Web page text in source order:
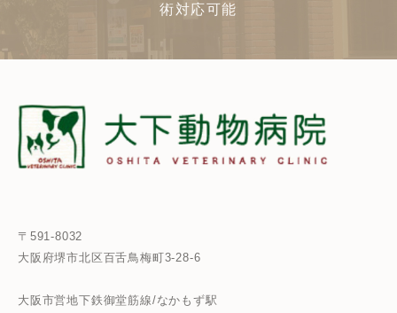
術対応可能
〒591-8032
大阪府堺市北区百舌鳥梅町3-28-6
大阪市営地下鉄御堂筋線/なかもず駅